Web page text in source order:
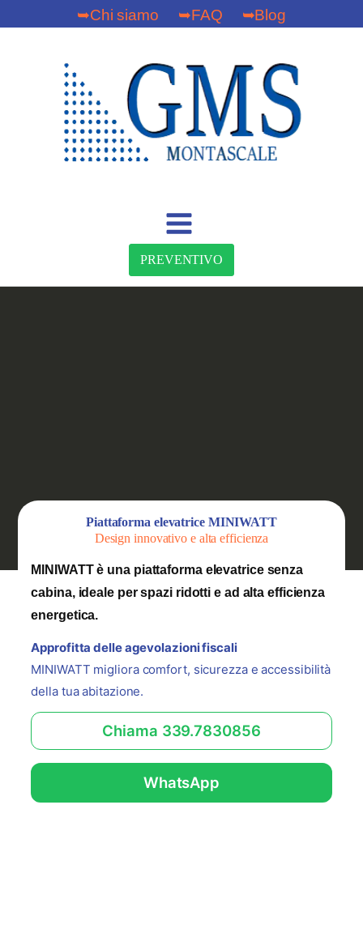
➥Chi siamo ➥FAQ ➥Blog
PREVENTIVO
Piattaforma elevatrice MINIWATT
Design innovativo e alta efficienza
MINIWATT è una piattaforma elevatrice senza
cabina, ideale per spazi ridotti e ad alta efficienza
energetica.
Approfitta delle agevolazioni fiscali
MINIWATT migliora comfort, sicurezza e accessibilità
della tua abitazione.
Chiama 339.7830856
WhatsApp